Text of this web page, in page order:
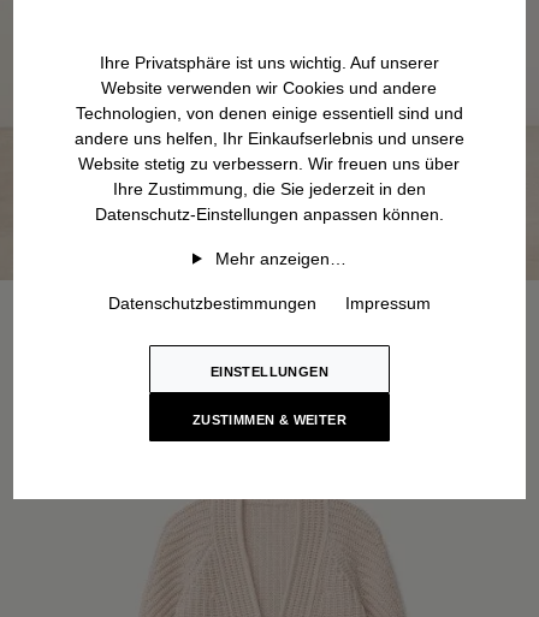
Ihre Privatsphäre ist uns wichtig. Auf unserer
Website verwenden wir Cookies und andere
Technologien, von denen einige essentiell sind und
andere uns helfen, Ihr Einkaufserlebnis und unsere
Website stetig zu verbessern. Wir freuen uns über
Ihre Zustimmung, die Sie jederzeit in den
Datenschutz-Einstellungen anpassen können.
Mehr anzeigen…
Datenschutzbestimmungen Impressum
EINSTELLUNGEN
ZUSTIMMEN & WEITER